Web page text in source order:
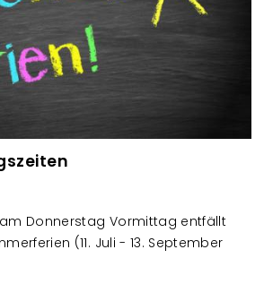
Donnerstag Vormittag entfällt
(11. Juli - 13. September